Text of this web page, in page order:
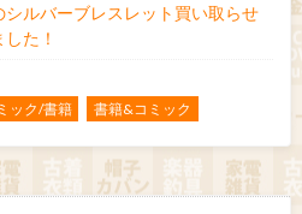
シルバーブレスレット買い取らせ
た！
ック/書籍 書籍&コミック